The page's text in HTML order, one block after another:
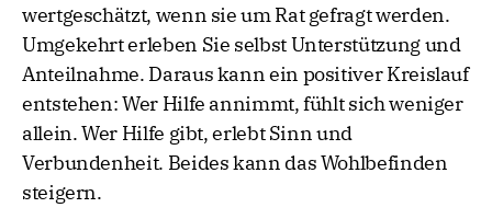
wertgeschätzt, wenn sie um Rat gefragt werden.
Umgekehrt erleben Sie selbst Unterstützung und
Anteilnahme. Daraus kann ein positiver Kreislauf
entstehen: Wer Hilfe annimmt, fühlt sich weniger
allein. Wer Hilfe gibt, erlebt Sinn und
Verbundenheit. Beides kann das Wohlbefinden
steigern.